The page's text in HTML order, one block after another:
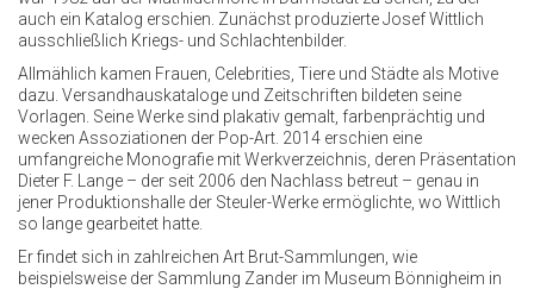
auch ein Katalog erschien. Zunächst produzierte Josef Wittlich
ausschließlich Kriegs- und Schlachtenbilder.
Allmählich kamen Frauen, Celebrities, Tiere und Städte als Motive
dazu. Versandhauskataloge und Zeitschriften bildeten seine
Vorlagen. Seine Werke sind plakativ gemalt, farbenprächtig und
wecken Assoziationen der Pop-Art. 2014 erschien eine
umfangreiche Monografie mit Werkverzeichnis, deren Präsentation
Dieter F. Lange – der seit 2006 den Nachlass betreut – genau in
jener Produktionshalle der Steuler-Werke ermöglichte, wo Wittlich
so lange gearbeitet hatte.
Er findet sich in zahlreichen Art Brut-Sammlungen, wie
beispielsweise der Sammlung Zander im Museum Bönnigheim in